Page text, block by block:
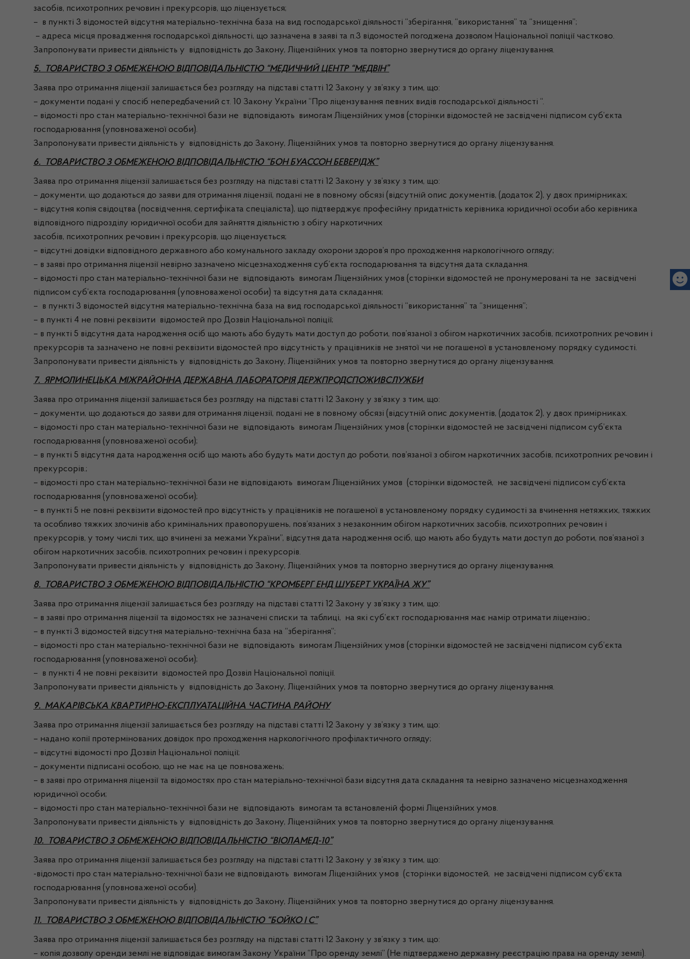
засобів, психотропних речовин і прекурсорів, що ліцензується;
– в пункті 3 відомостей відсутня матеріально-технічна база на вид господарської діяльності “зберігання, “використання” та “знищення”;
– адреса місця провадження господарської діяльності, що зазначена в заяві та п.3 відомостей погоджена дозволом Національної поліції частково.
Запропонувати привести діяльність у відповідність до Закону, Ліцензійних умов та повторно звернутися до органу ліцензування.
5. ТОВАРИСТВО З ОБМЕЖЕНОЮ ВІДПОВІДАЛЬНІСТЮ “МЕДИЧНИЙ ЦЕНТР “МЕДВІН”
Заява про отримання ліцензії залишається без розгляду на підставі статті 12 Закону у зв’язку з тим, що:
– документи подані у спосіб непередбачений ст. 10 Закону України “Про ліцензування певних видів господарської діяльності “.
– відомості про стан матеріально-технічної бази не відповідають вимогам Ліцензійних умов (сторінки відомостей не засвідчені підписом суб’єкта
господарювання (уповноваженої особи).
Запропонувати привести діяльність у відповідність до Закону, Ліцензійних умов та повторно звернутися до органу ліцензування.
6. ТОВАРИСТВО З ОБМЕЖЕНОЮ ВІДПОВІДАЛЬНІСТЮ “БОН БУАССОН БЕВЕРІДЖ”
Заява про отримання ліцензії залишається без розгляду на підставі статті 12 Закону у зв’язку з тим, що:
– документи, що додаються до заяви для отримання ліцензії, подані не в повному обсязі (відсутній опис документів, (додаток 2), у двох примірниках;
– відсутня копія свідоцтва (посвідчення, сертифіката спеціаліста), що підтверджує професійну придатність керівника юридичної особи або керівника
відповідного підрозділу юридичної особи для зайняття діяльністю з обігу наркотичних
засобів, психотропних речовин і прекурсорів, що ліцензується;
– відсутні довідки відповідного державного або комунального закладу охорони здоров’я про проходження наркологічного огляду;
– в заяві про отримання ліцензії невірно зазначено місцезнаходження суб’єкта господарювання та відсутня дата складання.
– відомості про стан матеріально-технічної бази не відповідають вимогам Ліцензійних умов (сторінки відомостей не пронумеровані та не засвідчені
підписом суб’єкта господарювання (уповноваженої особи) та відсутня дата складання;
– в пункті 3 відомостей відсутня матеріально-технічна база на вид господарської діяльності “використання” та “знищення”;
– в пункті 4 не повні реквізити відомостей про Дозвіл Національної поліції;
– в пункті 5 відсутня дата народження осіб що мають або будуть мати доступ до роботи, пов’язаної з обігом наркотичних засобів, психотропних речовин і
прекурсорів та зазначено не повні реквізити відомостей про відсутність у працівників не знятої чи не погашеної в установленому порядку судимості.
Запропонувати привести діяльність у відповідність до Закону, Ліцензійних умов та повторно звернутися до органу ліцензування.
7. ЯРМОЛИНЕЦЬКА МІЖРАЙОННА ДЕРЖАВНА ЛАБОРАТОРІЯ ДЕРЖПРОДСПОЖИВСЛУЖБИ
Заява про отримання ліцензії залишається без розгляду на підставі статті 12 Закону у зв’язку з тим, що:
– документи, що додаються до заяви для отримання ліцензії, подані не в повному обсязі (відсутній опис документів, (додаток 2), у двох примірниках.
– відомості про стан матеріально-технічної бази не відповідають вимогам Ліцензійних умов (сторінки відомостей не засвідчені підписом суб’єкта
господарювання (уповноваженої особи);
– в пункті 5 відсутня дата народження осіб що мають або будуть мати доступ до роботи, пов’язаної з обігом наркотичних засобів, психотропних речовин і
прекурсорів.;
– відомості про стан матеріально-технічної бази не відповідають вимогам Ліцензійних умов (сторінки відомостей, не засвідчені підписом суб’єкта
господарювання (уповноваженої особи);
– в пункті 5 не повні реквізити відомостей про відсутність у працівників не погашеної в установленому порядку судимості за вчинення нетяжких, тяжких
та особливо тяжких злочинів або кримінальних правопорушень, пов’язаних з незаконним обігом наркотичних засобів, психотропних речовин і
прекурсорів, у тому числі тих, що вчинені за межами України”, відсутня дата народження осіб, що мають або будуть мати доступ до роботи, пов’язаної з
обігом наркотичних засобів, психотропних речовин і прекурсорів.
Запропонувати привести діяльність у відповідність до Закону, Ліцензійних умов та повторно звернутися до органу ліцензування.
8. ТОВАРИСТВО З ОБМЕЖЕНОЮ ВІДПОВІДАЛЬНІСТЮ “КРОМБЕРГ ЕНД ШУБЕРТ УКРАЇНА ЖУ”
Заява про отримання ліцензії залишається без розгляду на підставі статті 12 Закону у зв’язку з тим, що:
– в заяві про отримання ліцензії та відомостях не зазначені списки та таблиці, на які суб’єкт господарювання має намір отримати ліцензію.;
– в пункті 3 відомостей відсутня матеріально-технічна база на “зберігання”;
– відомості про стан матеріально-технічної бази не відповідають вимогам Ліцензійних умов (сторінки відомостей не засвідчені підписом суб’єкта
господарювання (уповноваженої особи);
– в пункті 4 не повні реквізити відомостей про Дозвіл Національної поліції.
Запропонувати привести діяльність у відповідність до Закону, Ліцензійних умов та повторно звернутися до органу ліцензування.
9. МАКАРІВСЬКА КВАРТИРНО-ЕКСПЛУАТАЦІЙНА ЧАСТИНА РАЙОНУ
Заява про отримання ліцензії залишається без розгляду на підставі статті 12 Закону у зв’язку з тим, що:
– надано копії протермінованих довідок про проходження наркологічного профілактичного огляду;
– відсутні відомості про Дозвіл Національної поліції;
– документи підписані особою, що не має на це повноважень;
– в заяві про отримання ліцензії та відомостях про стан матеріально-технічної бази відсутня дата складання та невірно зазначено місцезнаходження
юридичної особи;
– відомості про стан матеріально-технічної бази не відповідають вимогам та встановленій формі Ліцензійних умов.
Запропонувати привести діяльність у відповідність до Закону, Ліцензійних умов та повторно звернутися до органу ліцензування.
10. ТОВАРИСТВО З ОБМЕЖЕНОЮ ВІДПОВІДАЛЬНІСТЮ “ВІОЛАМЕД-10”
Заява про отримання ліцензії залишається без розгляду на підставі статті 12 Закону у зв’язку з тим, що:
-відомості про стан матеріально-технічної бази не відповідають вимогам Ліцензійних умов (сторінки відомостей, не засвідчені підписом суб’єкта
господарювання (уповноваженої особи).
Запропонувати привести діяльність у відповідність до Закону, Ліцензійних умов та повторно звернутися до органу ліцензування.
11. ТОВАРИСТВО З ОБМЕЖЕНОЮ ВІДПОВІДАЛЬНІСТЮ “БОЙКО І С”
Заява про отримання ліцензії залишається без розгляду на підставі статті 12 Закону у зв’язку з тим, що:
– копія дозволу оренди землі не відповідає вимогам Закону України “Про оренду землі” (Не підтверджено державну реєстрацію права на оренду землі).